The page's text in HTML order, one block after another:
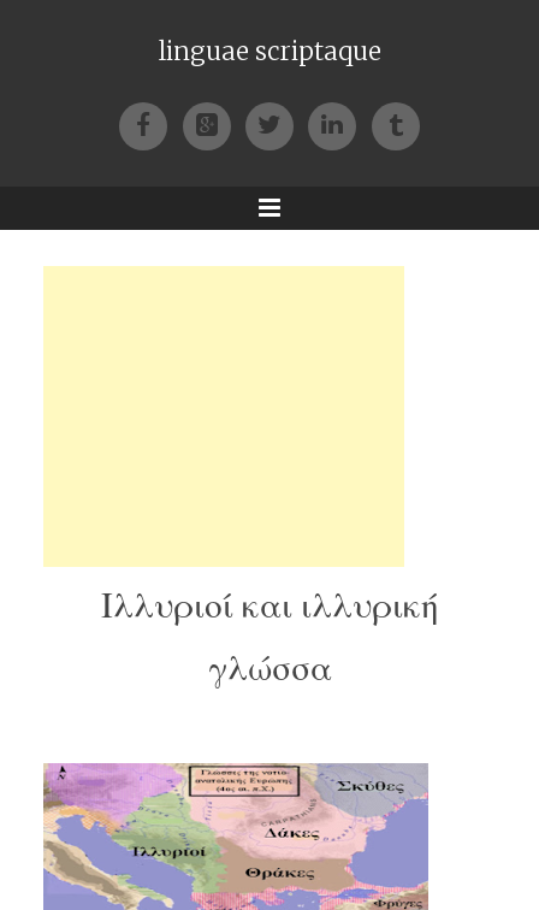
linguae scriptaque
FacebookGoogle+TwitterLinkedIn
Tumblr
Menu
Ιλλυριοί και ιλλυρική
γλώσσα